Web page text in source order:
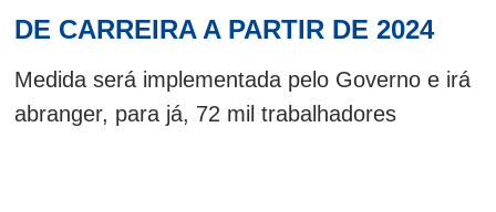
DE CARREIRA A PARTIR DE 2024
Medida será implementada pelo Governo e irá
abranger, para já, 72 mil trabalhadores